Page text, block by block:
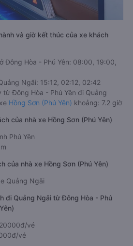
và giờ kết thúc của xe khách
Đông Hòa - Phú Yên: 08:00, 19:00,
Ngãi: 15:12, 02:12, 02:42
từ Đông Hòa - Phú Yên đi Quảng
Hồng Sơn (Phú Yên) khoảng: 7.2 giờ
của nhà xe Hồng Sơn (Phú Yên)
Phú Yên
của nhà xe Hồng Sơn (Phú Yên)
Quảng Ngãi
đi Quảng Ngãi từ Đông Hòa - Phú
vé
vé